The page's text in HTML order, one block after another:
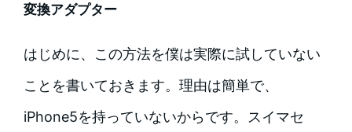
変換アダプター
はじめに、この方法を僕は実際に試していない
ことを書いておきます。理由は簡単で、
iPhone5を持っていないからです。スイマセ